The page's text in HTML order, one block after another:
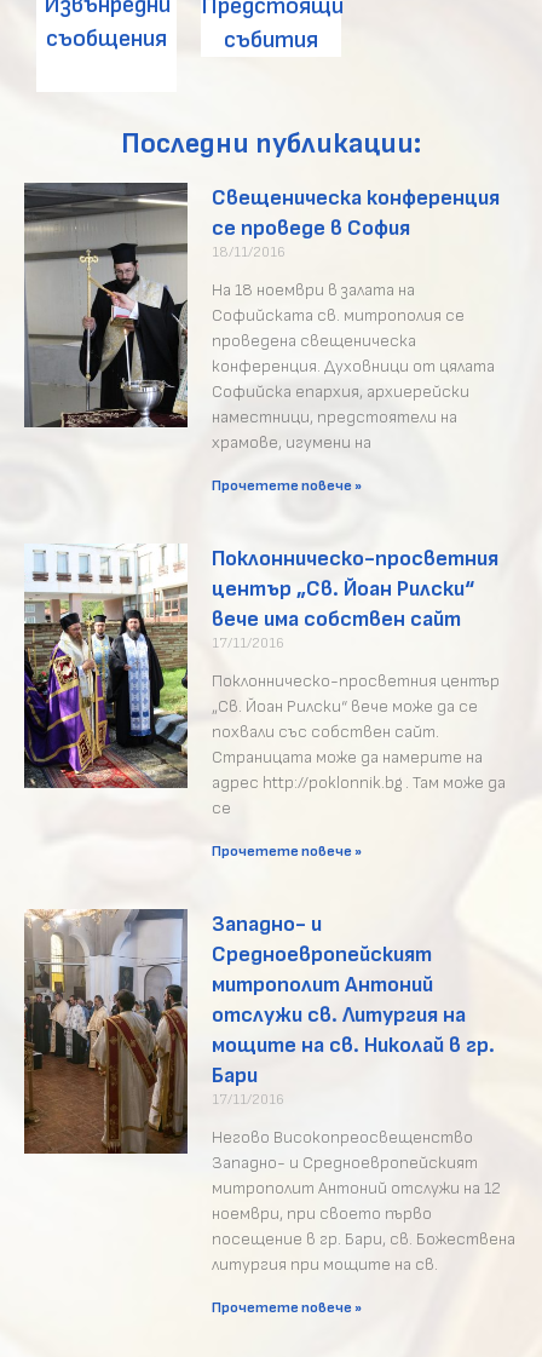
съобщения
събития
Последни публикации:
Свещеническа конференция
се проведе в София
18/11/2016
На 18 ноември в залата на
Софийската св. митрополия се
проведена свещеническа
конференция. Духовници от цялата
Софийска епархия, архиерейски
наместници, предстоятели на
храмове, игумени на
Прочетете повече »
Поклонническо-просветния
център „Св. Йоан Рилски“
вече има собствен сайт
17/11/2016
Поклонническо-просветния център
„Св. Йоан Рилски“ вече може да се
похвали със собствен сайт.
Страницата може да намерите на
адрес http://poklonnik.bg . Там може да
се
Прочетете повече »
Западно- и
Средноевропейският
митрополит Антоний
отслужи св. Литургия на
мощите на св. Николай в гр.
Бари
17/11/2016
Негово Високопреосвещенство
Западно- и Средноевропейският
митрополит Антоний отслужи на 12
ноември, при своето първо
посещение в гр. Бари, св. Божествена
литургия при мощите на св.
Прочетете повече »